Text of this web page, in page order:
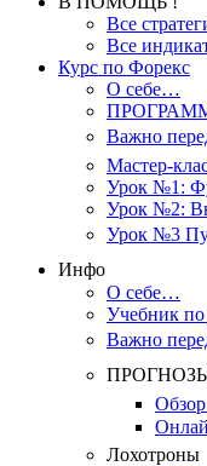
Все
Все
Курс по Форекс
О себе…
Важно
Мастер-
Урок №1:
Урок №2:
Урок №3
Инфо
О себе…
Учебник
Важно
Лохотроны